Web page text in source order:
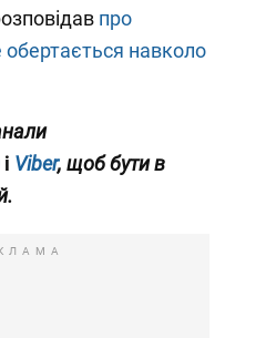
про
обертається навколо
і Viber, щоб бути в